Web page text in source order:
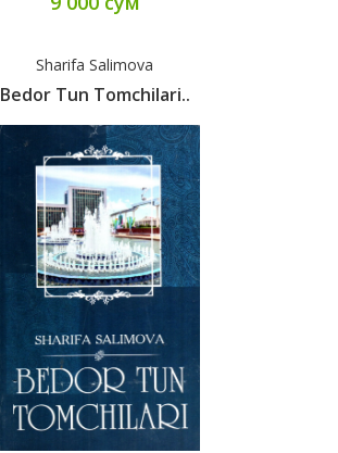
Sharifa Salimova
Bedor Tun Tomchilari..